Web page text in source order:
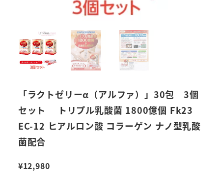
「ラクトゼリーα（アルファ）」30包 3個
セット トリプル乳酸菌 1800億個 Fk23
EC-12 ヒアルロン酸 コラーゲン ナノ型乳酸
菌配合
¥12,980